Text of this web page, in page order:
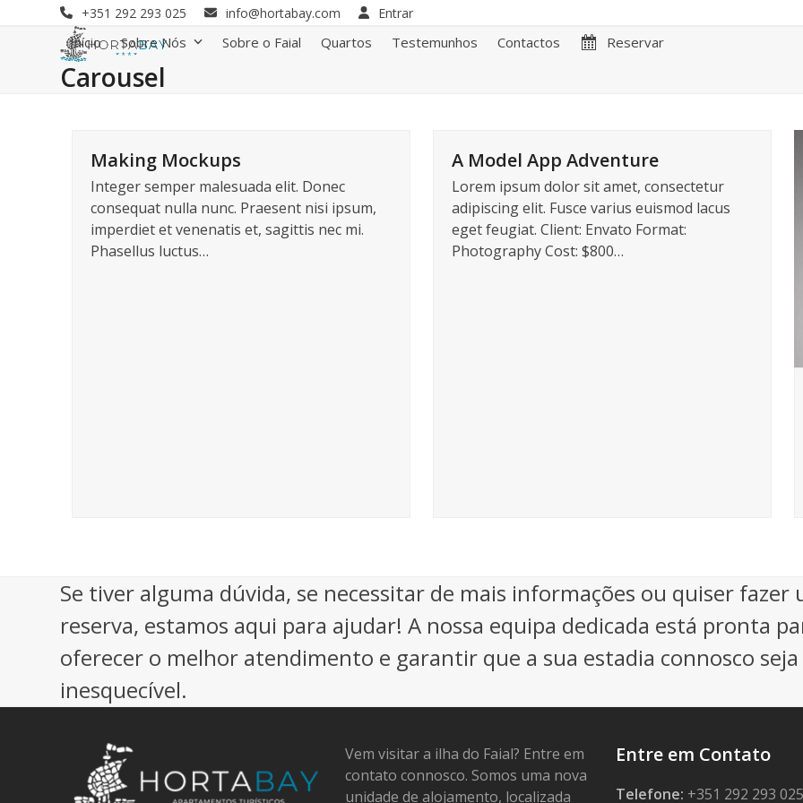
+351 292 293 025 info@hortabay.com Entrar
Início Sobre Nós Sobre o Faial Quartos Testemunhos Contactos Reservar
Carousel
Making Mockups
Integer semper malesuada elit. Donec
consequat nulla nunc. Praesent nisi ipsum,
imperdiet et venenatis et, sagittis nec mi.
Phasellus luctus…
A Model App Adventure
Lorem ipsum dolor sit amet, consectetur
adipiscing elit. Fusce varius euismod lacus
eget feugiat. Client: Envato Format:
Photography Cost: $800…
Se tiver alguma dúvida, se necessitar de mais informações ou quiser fazer
reserva, estamos aqui para ajudar! A nossa equipa dedicada está pronta
oferecer o melhor atendimento e garantir que a sua estadia connosco seja
inesquecível.
Vem visitar a ilha do Faial? Entre em
contato connosco. Somos uma nova
unidade de alojamento, localizada
Entre em Contato
Telefone: +351 292 293 025